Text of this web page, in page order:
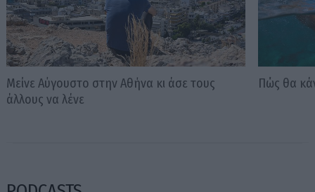
Μείνε Αύγουστο στην Αθήνα κι άσε τους
άλλους να λένε
Πώς θα